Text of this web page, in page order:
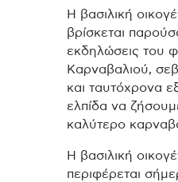
Η βασιλική
βρίσκεται
εκδηλώσεις του
Καρναβαλιού,
και ταυτόχρονα
ελπίδα να
καλύτερο
Η βασιλική
περιφέρεται